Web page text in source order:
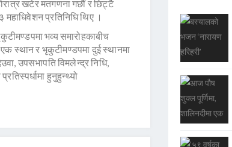
खटेर मतगणना गर्छौँ र छिट्टै
प्रतिनिधि थिए ।
भव्य समारोहकाबीच
स्थान र भृकुटीमण्डपमा दुई स्थानमा
उपसभापति विमलेन्द्र निधि,
हुनुहुन्थ्यो